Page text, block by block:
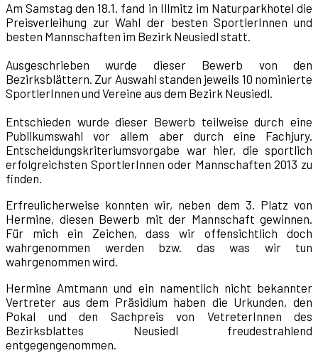
Am Samstag den 18.1. fand in Illmitz im Naturparkhotel die
Preisverleihung zur Wahl der besten SportlerInnen und
besten Mannschaften im Bezirk Neusiedl statt.
Ausgeschrieben wurde dieser Bewerb von den
Bezirksblättern. Zur Auswahl standen jeweils 10 nominierte
SportlerInnen und Vereine aus dem Bezirk Neusiedl.
Entschieden wurde dieser Bewerb teilweise durch eine
Publikumswahl vor allem aber durch eine Fachjury.
Entscheidungskriteriumsvorgabe war hier, die sportlich
erfolgreichsten SportlerInnen oder Mannschaften 2013 zu
finden.
Erfreulicherweise konnten wir, neben dem 3. Platz von
Hermine, diesen Bewerb mit der Mannschaft gewinnen.
Für mich ein Zeichen, dass wir offensichtlich doch
wahrgenommen werden bzw. das was wir tun
wahrgenommen wird.
Hermine Amtmann und ein namentlich nicht bekannter
Vertreter aus dem Präsidium haben die Urkunden, den
Pokal und den Sachpreis von VetreterInnen des
Bezirksblattes Neusiedl freudestrahlend
entgegengenommen.